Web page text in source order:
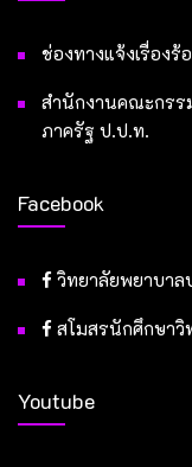
ช่องทางแจ้งเรื่อง
สำนักงานคณะกรร
ภาครัฐ ป.ป.ท.
Facebook
วิทยาลัยพยาบา
สโมสรนักศึกษา
Youtube